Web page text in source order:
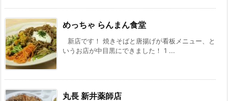
めっちゃ らんまん食堂
新店です！ 焼きそばと唐揚げが看板メニュー、と
いうお店が中目黒にできました！ 1 ...
丸長 新井薬師店